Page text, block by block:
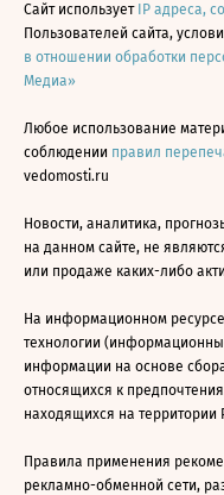
Сайт использует IP адреса,
Пользователей сайта,
в отношении обработки
Медиа»
Любое использование
соблюдении правил
vedomosti.ru
Новости, аналитика,
на данном сайте, не
или продаже каких-либо
На информационном
технологии
информации на основе
относящихся к
находящихся на
Правила применения
рекламно-обменной сети,